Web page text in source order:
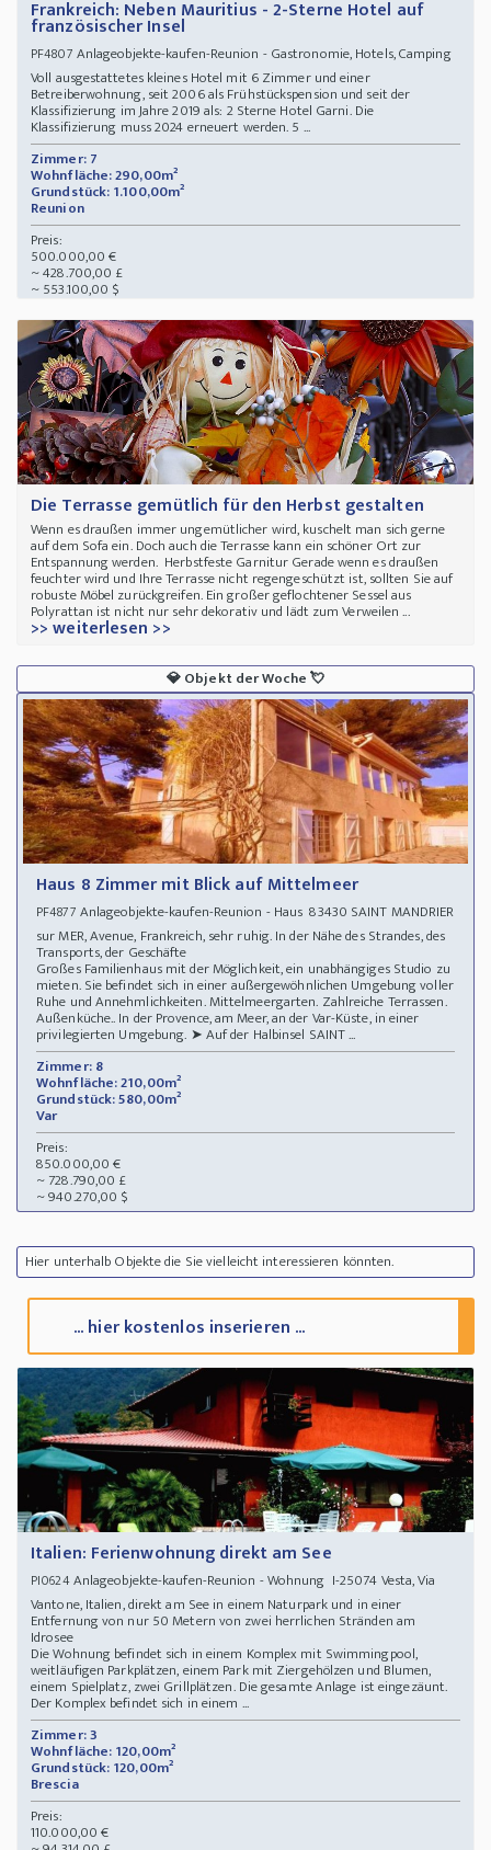
Frankreich: Neben Mauritius - 2-Sterne Hotel auf
französischer Insel
PF4807 Anlageobjekte-kaufen-Reunion - Gastronomie, Hotels, Camping
Voll ausgestattetes kleines Hotel mit 6 Zimmer und einer
Betreiberwohnung, seit 2006 als Frühstückspension und seit der
Klassifizierung im Jahre 2019 als: 2 Sterne Hotel Garni. Die
Klassifizierung muss 2024 erneuert werden. 5 ...
Zimmer: 7
Wohnfläche: 290,00m²
Grundstück: 1.100,00m²
Reunion
Preis:
500.000,00 €
~ 428.700,00 £
~ 553.100,00 $
Die Terrasse gemütlich für den Herbst gestalten
Wenn es draußen immer ungemütlicher wird, kuschelt man sich gerne
auf dem Sofa ein. Doch auch die Terrasse kann ein schöner Ort zur
Entspannung werden. Herbstfeste Garnitur Gerade wenn es draußen
feuchter wird und Ihre Terrasse nicht regengeschützt ist, sollten Sie auf
robuste Möbel zurückgreifen. Ein großer geflochtener Sessel aus
Polyrattan ist nicht nur sehr dekorativ und lädt zum Verweilen ...
>> weiterlesen >>
💎Objekt der Woche💘
Haus 8 Zimmer mit Blick auf Mittelmeer
PF4877 Anlageobjekte-kaufen-Reunion - Haus 83430 SAINT MANDRIER
sur MER, Avenue, Frankreich, sehr ruhig. In der Nähe des Strandes, des
Transports, der Geschäfte
Großes Familienhaus mit der Möglichkeit, ein unabhängiges Studio zu
mieten. Sie befindet sich in einer außergewöhnlichen Umgebung voller
Ruhe und Annehmlichkeiten. Mittelmeergarten. Zahlreiche Terrassen.
Außenküche.. In der Provence, am Meer, an der Var-Küste, in einer
privilegierten Umgebung. ➤ Auf der Halbinsel SAINT ...
Zimmer: 8
Wohnfläche: 210,00m²
Grundstück: 580,00m²
Var
Preis:
850.000,00 €
~ 728.790,00 £
~ 940.270,00 $
Hier unterhalb Objekte die Sie vielleicht interessieren könnten.
... hier kostenlos inserieren ...
Italien: Ferienwohnung direkt am See
PI0624Anlageobjekte-kaufen-Reunion - Wohnung I-25074 Vesta, Via
Vantone, Italien, direkt am See in einem Naturpark und in einer
Entfernung von nur 50 Metern von zwei herrlichen Stränden am
Idrosee
Die Wohnung befindet sich in einem Komplex mit Swimmingpool,
weitläufigen Parkplätzen, einem Park mit Ziergehölzen und Blumen,
einem Spielplatz, zwei Grillplätzen. Die gesamte Anlage ist eingezäunt.
Der Komplex befindet sich in einem ...
Zimmer: 3
Wohnfläche: 120,00m²
Grundstück: 120,00m²
Brescia
Preis:
110.000,00 €